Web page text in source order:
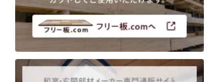
フォトコンテスト その他